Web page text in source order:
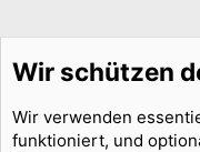
Wir schützen
Wir verwenden
funktioniert, und